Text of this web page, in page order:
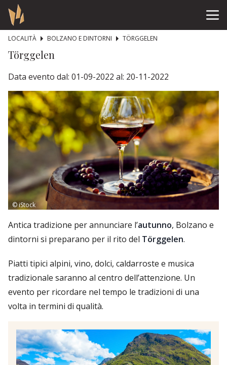
LOCALITÀ BOLZANO E DINTORNI TÖRGGELEN
Törggelen
Data evento dal: 01-09-2022 al: 20-11-2022
© iStock
Antica tradizione per annunciare l’autunno, Bolzano e
dintorni si preparano per il rito del Törggelen.
Piatti tipici alpini, vino, dolci, caldarroste e musica
tradizionale saranno al centro dell’attenzione. Un
evento per ricordare nel tempo le tradizioni di una
volta in termini di qualità.